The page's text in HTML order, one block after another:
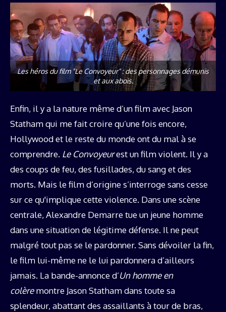
Les héros du film "Le Convoyeur" : des personnages démunis
et aux abois.
Enfin, il y a la nature même d’un film avec Jason
Statham qui me fait croire qu’une fois encore,
Hollywood et le reste du monde ont du mal à se
comprendre. Le Convoyeurest un film violent. Il y a
des coups de feu, des fusillades, du sang et des
morts. Mais le film d’origine s’interroge sans cesse
sur ce qu'implique cette violence. Dans une scène
centrale, Alexandre Demarre tue un jeune homme
dans une situation de légitime défense. Il ne peut
malgré tout pas se le pardonner. Sans dévoiler la fin,
le film lui-même ne le lui pardonnera d’ailleurs
jamais. La bande-annonce d’Un homme en
colèremontre Jason Statham dans toute sa
splendeur, abattant des assaillants à tour de bras,